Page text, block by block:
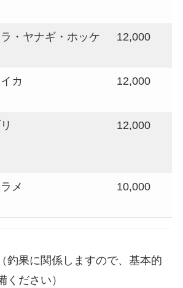
・ヤナギ・ホッケ 12,000
カ 12,000
12,000
メ 10,000
釣果に関係しますので、基本的
ください）